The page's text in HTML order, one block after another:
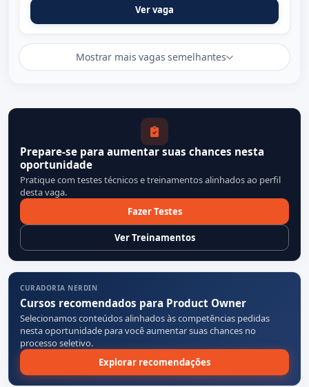
Ver vaga
Mostrar mais vagas semelhantes
Prepare-se para aumentar suas chances nesta
oportunidade
Pratique com testes técnicos e treinamentos alinhados ao perfil
desta vaga.
Fazer Testes
Ver Treinamentos
CURADORIA NERDIN
Cursos recomendados para Product Owner
Selecionamos conteúdos alinhados às competências pedidas
nesta oportunidade para você aumentar suas chances no
processo seletivo.
Explorar recomendações